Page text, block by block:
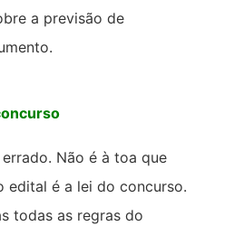
a previsão de
Não é à toa que
edital é a lei do concurso.
todas as regras do